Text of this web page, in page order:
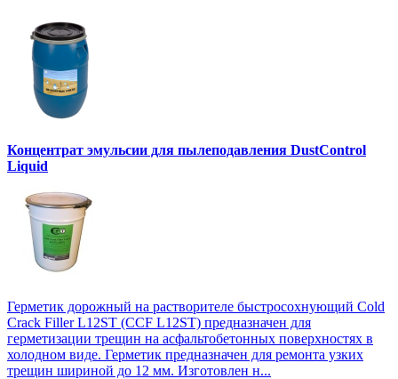
Концентрат эмульсии для пылеподавления DustControl
Liquid
Герметик дорожный на растворителе быстросохнующий Cold
Crack Filler L12SТ (CCF L12SТ) предназначен для
герметизации трещин на асфальтобетонных поверхностях в
холодном виде. Герметик предназначен для ремонта узких
трещин шириной до 12 мм. Изготовлен н...